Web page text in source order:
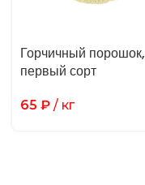
Горчичный порошок,
первый сорт
65 ₽ / кг